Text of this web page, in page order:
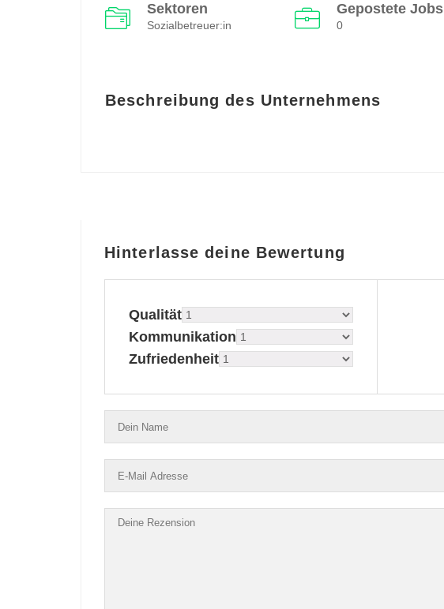
Sektoren
Sozialbetreuer:in
Gepostete Jobs
0
Beschreibung des Unternehmens
Hinterlasse deine Bewertung
Qualität
Kommunikation
Zufriedenheit